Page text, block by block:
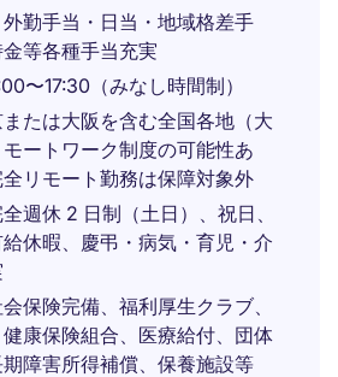
勤手当・日当・地域格差手
等各種手当充実
〜17:30（みなし時間制）
たは大阪を含む全国各地（大
ートワーク制度の可能性あ
リモート勤務は保障対象外
週休 2 日制（土日）、祝日、
休暇、慶弔・病気・育児・介
保険完備、福利厚生クラブ、
康保険組合、医療給付、団体
障害所得補償、保養施設等